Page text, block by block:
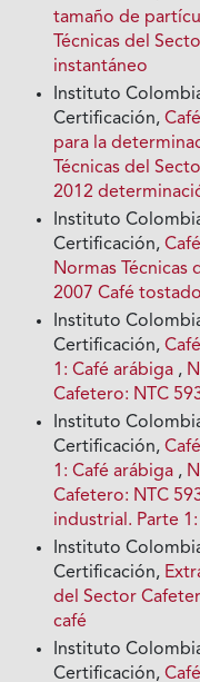
tamaño de
Técnicas del
instantáneo
Instituto
Certificación,
para la
Técnicas del
2012
Instituto
Certificación,
Normas Técnicas
2007 Café
Instituto
Certificación,
1: Café arábiga ,
Cafetero: NTC
Instituto
Certificación,
1: Café arábiga ,
Cafetero: NTC
industrial. Parte
Instituto
Certificación,
del Sector
café
Instituto
Certificación,